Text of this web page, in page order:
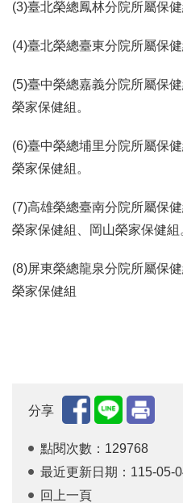
(3)臺北榮總鳳林分院所屬保
(4)臺北榮總臺東分院所屬保
(5)臺中榮總嘉義分院所屬保
榮家保健組。
(6)臺中榮總埔里分院所屬保
榮家保健組。
(7)高雄榮總臺南分院所屬保
榮家保健組、岡山榮家保健組
(8)屏東榮總龍泉分院所屬保
榮家保健組
分享
點閱次數：129768
最近更新日期：115-05-
回上一頁